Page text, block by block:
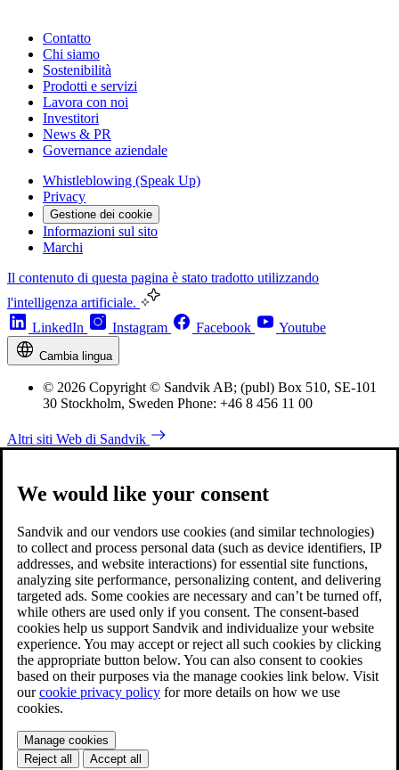
Contatto
Chi siamo
Sostenibilità
Prodotti e servizi
Lavora con noi
Investitori
News & PR
Governance aziendale
Whistleblowing (Speak Up)
Privacy
Gestione dei cookie
Informazioni sul sito
Marchi
Il contenuto di questa pagina è stato tradotto utilizzando
l'intelligenza artificiale.
LinkedIn
Instagram Facebook Youtube
Cambia lingua
© 2026 Copyright © Sandvik AB; (publ) Box 510, SE-101
30 Stockholm, Sweden Phone: +46 8 456 11 00
Altri siti Web di Sandvik
We would like your consent
Sandvik and our vendors use cookies (and similar technologies)
to collect and process personal data (such as device identifiers, IP
addresses, and website interactions) for essential site functions,
analyzing site performance, personalizing content, and delivering
targeted ads. Some cookies are necessary and can’t be turned off,
while others are used only if you consent. The consent-based
cookies help us support Sandvik and individualize your website
experience. You may accept or reject all such cookies by clicking
the appropriate button below. You can also consent to cookies
based on their purposes via the manage cookies link below. Visit
ourcookie privacy policy for more details on how we use
cookies.
Manage cookies
Reject all
Accept all